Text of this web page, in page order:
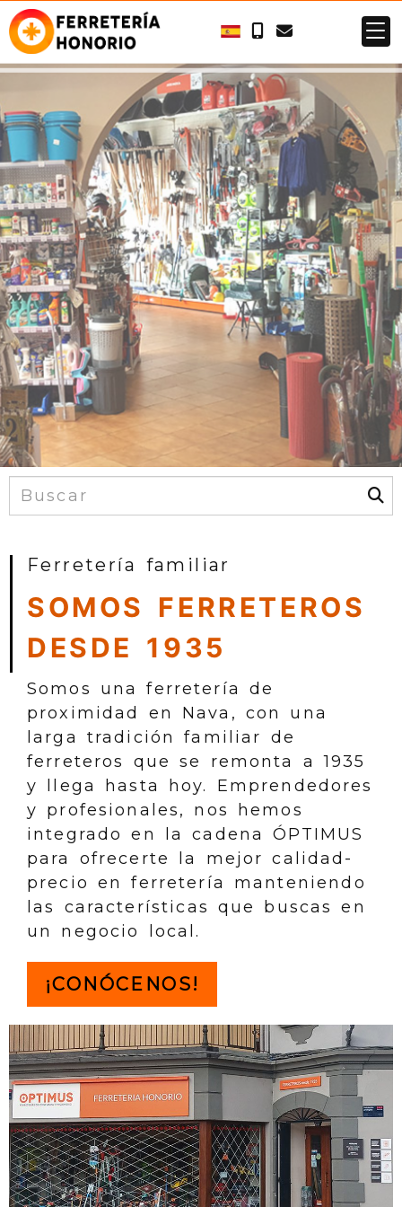
SOMOS ÓPTIMUS,
FERRETERIA DE
CONFIANZA Y
PROXIMIDAD EN
NAVA
+ Info
Ferretería en Asturias
Ferretería familiar
SOMOS FERRETEROS
DESDE 1935
Somos una ferretería de
proximidad en Nava, con una
larga tradición familiar de
ferreteros que se remonta a 1935
y llega hasta hoy. Emprendedores
y profesionales, nos hemos
integrado en la cadena ÓPTIMUS
para ofrecerte la mejor calidad-
precio en ferretería manteniendo
las características que buscas en
un negocio local.
¡CONÓCENOS!